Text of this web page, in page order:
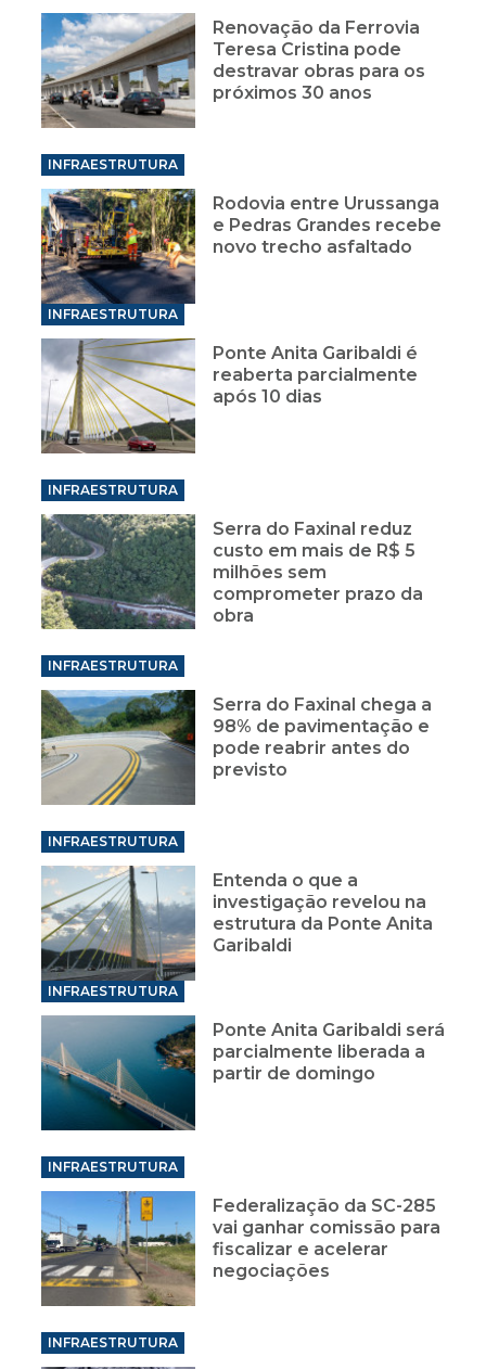
Renovação da Ferrovia
Teresa Cristina pode
destravar obras para os
próximos 30 anos
INFRAESTRUTURA
Rodovia entre Urussanga
e Pedras Grandes recebe
novo trecho asfaltado
INFRAESTRUTURA
Ponte Anita Garibaldi é
reaberta parcialmente
após 10 dias
INFRAESTRUTURA
Serra do Faxinal reduz
custo em mais de R$ 5
milhões sem
comprometer prazo da
obra
INFRAESTRUTURA
Serra do Faxinal chega a
98% de pavimentação e
pode reabrir antes do
previsto
INFRAESTRUTURA
Entenda o que a
investigação revelou na
estrutura da Ponte Anita
Garibaldi
INFRAESTRUTURA
Ponte Anita Garibaldi será
parcialmente liberada a
partir de domingo
INFRAESTRUTURA
Federalização da SC-285
vai ganhar comissão para
fiscalizar e acelerar
negociações
INFRAESTRUTURA